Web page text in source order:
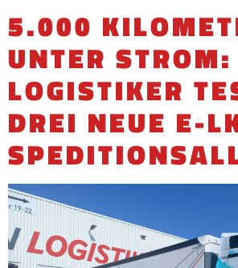
5.000
UNTER STROM:
LOGISTIKER
DREI NEUE E-